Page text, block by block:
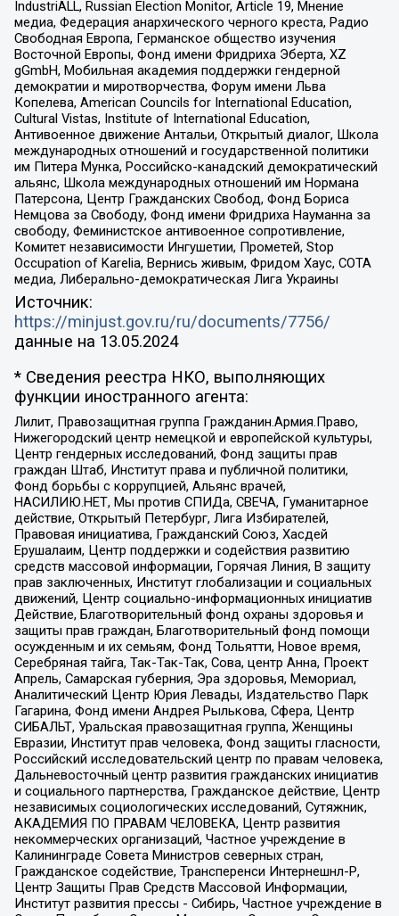
IndustriALL, Russian Election Monitor, Article 19, Мнение
медиа, Федерация анархического черного креста, Радио
Свободная Европа, Германское общество изучения
Восточной Европы, Фонд имени Фридриха Эберта, XZ
gGmbH, Мобильная академия поддержки гендерной
демократии и миротворчества, Форум имени Льва
Копелева, American Councils for International Education,
Cultural Vistas, Institute of International Education,
Антивоенное движение Антальи, Открытый диалог, Школа
международных отношений и государственной политики
им Питера Мунка, Российско-канадский демократический
альянс, Школа международных отношений им Нормана
Патерсона, Центр Гражданских Свобод, Фонд Бориса
Немцова за Свободу, Фонд имени Фридриха Науманна за
свободу, Феминистское антивоенное сопротивление,
Комитет независимости Ингушетии, Прометей, Stop
Occupation of Karelia, Вернись живым, Фридом Хаус, СОТА
медиа, Либерально-демократическая Лига Украины
Источник:
https://minjust.gov.ru/ru/documents/7756/
данные на 13.05.2024
* Сведения реестра НКО, выполняющих
функции иностранного агента:
Лилит, Правозащитная группа Гражданин.Армия.Право,
Нижегородский центр немецкой и европейской культуры,
Центр гендерных исследований, Фонд защиты прав
граждан Штаб, Институт права и публичной политики,
Фонд борьбы с коррупцией, Альянс врачей,
НАСИЛИЮ.НЕТ, Мы против СПИДа, СВЕЧА, Гуманитарное
действие, Открытый Петербург, Лига Избирателей,
Правовая инициатива, Гражданский Союз, Хасдей
Ерушалаим, Центр поддержки и содействия развитию
средств массовой информации, Горячая Линия, В защиту
прав заключенных, Институт глобализации и социальных
движений, Центр социально-информационных инициатив
Действие, Благотворительный фонд охраны здоровья и
защиты прав граждан, Благотворительный фонд помощи
осужденным и их семьям, Фонд Тольятти, Новое время,
Серебряная тайга, Так-Так-Так, Сова, центр Анна, Проект
Апрель, Самарская губерния, Эра здоровья, Мемориал,
Аналитический Центр Юрия Левады, Издательство Парк
Гагарина, Фонд имени Андрея Рылькова, Сфера, Центр
СИБАЛЬТ, Уральская правозащитная группа, Женщины
Евразии, Институт прав человека, Фонд защиты гласности,
Российский исследовательский центр по правам человека,
Дальневосточный центр развития гражданских инициатив
и социального партнерства, Гражданское действие, Центр
независимых социологических исследований, Сутяжник,
АКАДЕМИЯ ПО ПРАВАМ ЧЕЛОВЕКА, Центр развития
некоммерческих организаций, Частное учреждение в
Калининграде Совета Министров северных стран,
Гражданское содействие, Трансперенси Интернешнл-Р,
Центр Защиты Прав Средств Массовой Информации,
Институт развития прессы - Сибирь, Частное учреждение в